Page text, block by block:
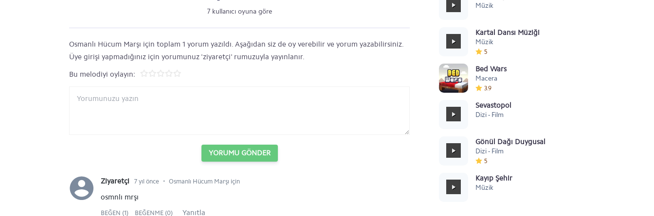
Müzik
Kartal Dansı Müziği
Müzik
5
Bed Wars
Macera
3.9
Sevastopol
Dizi - Film
Gönül Dağı Duygusal
Dizi - Film
5
Kayıp Şehir
Müzik
7 kullanıcı oyuna göre
Osmanlı Hücum Marşı için toplam 1 yorum yazıldı. Aşağıdan siz de oy verebilir ve yorum yazabilirsiniz.
Üye girişi yapmadığınız için yorumunuz 'ziyaretçi' rumuzuyla yayınlanır.
Bu melodiyi oylayın:
YORUMU GÖNDER
Ziyaretçi 7 yıl önce ⋅ Osmanlı Hücum Marşı için
osmnlı mrşı
BEĞEN (1) BEĞENME (0) Yanıtla